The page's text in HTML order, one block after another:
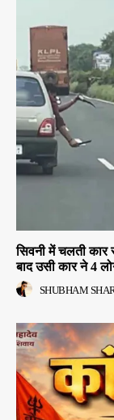
सिवनी में चलती कार
बाद उसी कार ने 4
SHUBHAM